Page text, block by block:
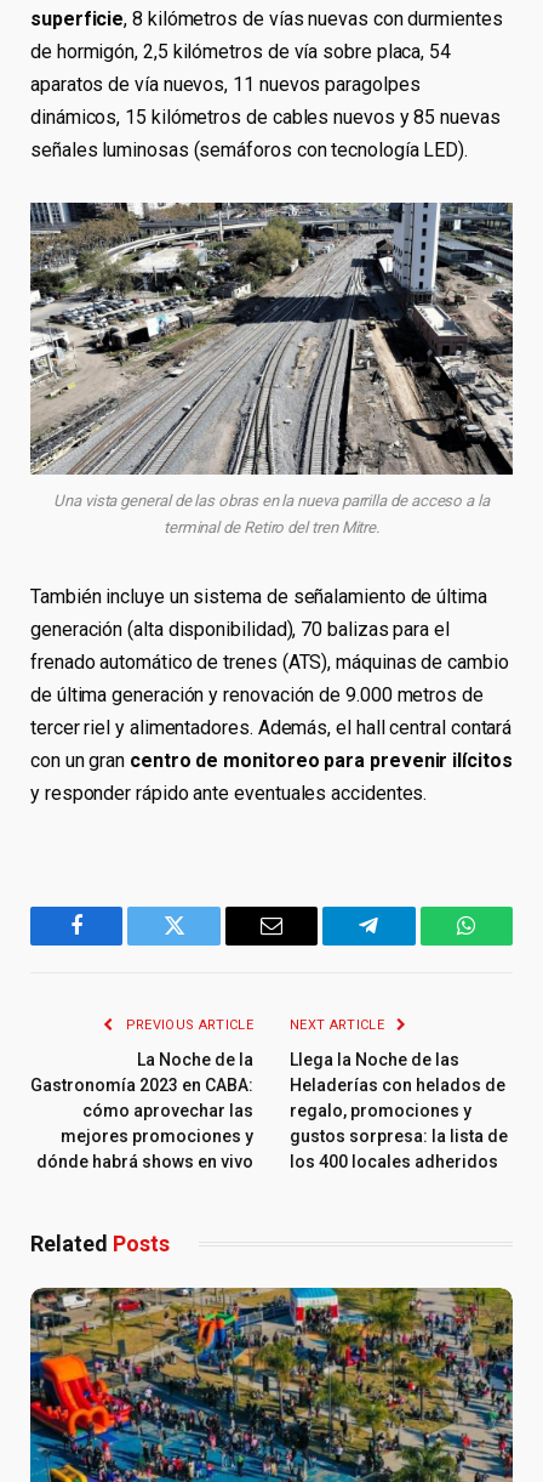
superficie, 8 kilómetros de vías nuevas con durmientes
de hormigón, 2,5 kilómetros de vía sobre placa, 54
aparatos de vía nuevos, 11 nuevos paragolpes
dinámicos, 15 kilómetros de cables nuevos y 85 nuevas
señales luminosas (semáforos con tecnología LED).
Una vista general de las obras en la nueva parrilla de acceso a la
terminal de Retiro del tren Mitre.
También incluye un sistema de señalamiento de última
generación (alta disponibilidad), 70 balizas para el
frenado automático de trenes (ATS), máquinas de cambio
de última generación y renovación de 9.000 metros de
tercer riel y alimentadores. Además, el hall central contará
con un gran centro de monitoreo para prevenir ilícitos
y responder rápido ante eventuales accidentes.
Facebook Twitter Email Telegram
PREVIOUS ARTICLE
La Noche de la
Gastronomía 2023 en CABA:
cómo aprovechar las
mejores promociones y
dónde habrá shows en vivo
NEXT ARTICLE
Llega la Noche de las
Heladerías con helados de
regalo, promociones y
gustos sorpresa: la lista de
los 400 locales adheridos
Related Posts